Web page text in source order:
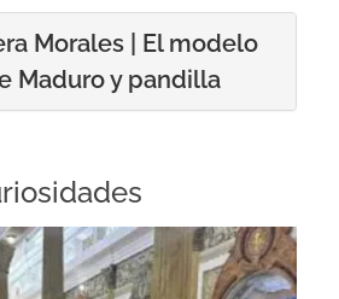
Morales | El modelo
Maduro y pandilla